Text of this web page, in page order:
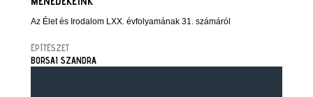
Az Élet és Irodalom LXX. évfolyamának 31. számáról
ÉPÍTÉSZET
BORSAI SZANDRA